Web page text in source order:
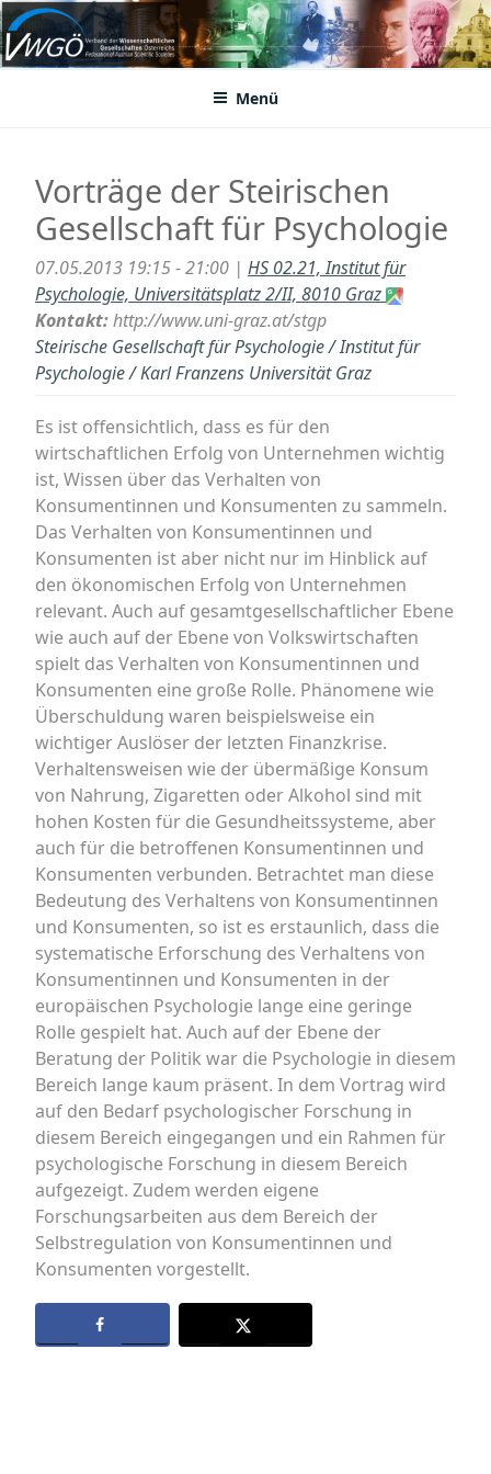
Zum
Inhalt
springenVWGÖ
Federation of Austrian Scientific Societies
Menü
Vorträge der Steirischen
Gesellschaft für Psychologie
07.05.2013 19:15 - 21:00 | HS 02.21, Institut für
Psychologie, Universitätsplatz 2/II, 8010 Graz
Kontakt:http://www.uni-graz.at/stgp
Steirische Gesellschaft für Psychologie / Institut für
Psychologie / Karl Franzens Universität Graz
Es ist offensichtlich, dass es für den
wirtschaftlichen Erfolg von Unternehmen wichtig
ist, Wissen über das Verhalten von
Konsumentinnen und Konsumenten zu sammeln.
Das Verhalten von Konsumentinnen und
Konsumenten ist aber nicht nur im Hinblick auf
den ökonomischen Erfolg von Unternehmen
relevant. Auch auf gesamtgesellschaftlicher Ebene
wie auch auf der Ebene von Volkswirtschaften
spielt das Verhalten von Konsumentinnen und
Konsumenten eine große Rolle. Phänomene wie
Überschuldung waren beispielsweise ein
wichtiger Auslöser der letzten Finanzkrise.
Verhaltensweisen wie der übermäßige Konsum
von Nahrung, Zigaretten oder Alkohol sind mit
hohen Kosten für die Gesundheitssysteme, aber
auch für die betroffenen Konsumentinnen und
Konsumenten verbunden. Betrachtet man diese
Bedeutung des Verhaltens von Konsumentinnen
und Konsumenten, so ist es erstaunlich, dass die
systematische Erforschung des Verhaltens von
Konsumentinnen und Konsumenten in der
europäischen Psychologie lange eine geringe
Rolle gespielt hat. Auch auf der Ebene der
Beratung der Politik war die Psychologie in diesem
Bereich lange kaum präsent. In dem Vortrag wird
auf den Bedarf psychologischer Forschung in
diesem Bereich eingegangen und ein Rahmen für
psychologische Forschung in diesem Bereich
aufgezeigt. Zudem werden eigene
Forschungsarbeiten aus dem Bereich der
Selbstregulation von Konsumentinnen und
Konsumenten vorgestellt.